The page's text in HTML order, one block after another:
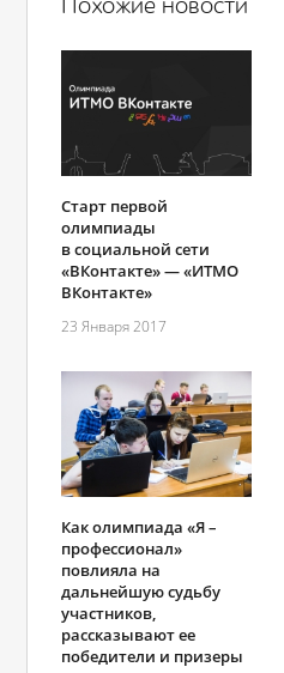
Похожие новости
Старт первой
олимпиады
в социальной сети
«ВКонтакте» — «ИТМО
ВКонтакте»
23 Января 2017
Как олимпиада «Я –
профессионал»
повлияла на
дальнейшую судьбу
участников,
рассказывают ее
победители и призеры